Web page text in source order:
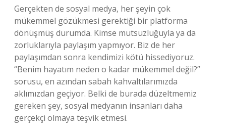
Gerçekten de sosyal medya, her şeyin çok
mükemmel gözükmesi gerektiği bir platforma
dönüşmüş durumda. Kimse mutsuzluğuyla ya da
zorluklarıyla paylaşım yapmıyor. Biz de her
paylaşımdan sonra kendimizi kötü hissediyoruz.
“Benim hayatım neden o kadar mükemmel değil?”
sorusu, en azından sabah kahvaltılarımızda
aklımızdan geçiyor. Belki de burada düzeltmemiz
gereken şey, sosyal medyanın insanları daha
gerçekçi olmaya teşvik etmesi.